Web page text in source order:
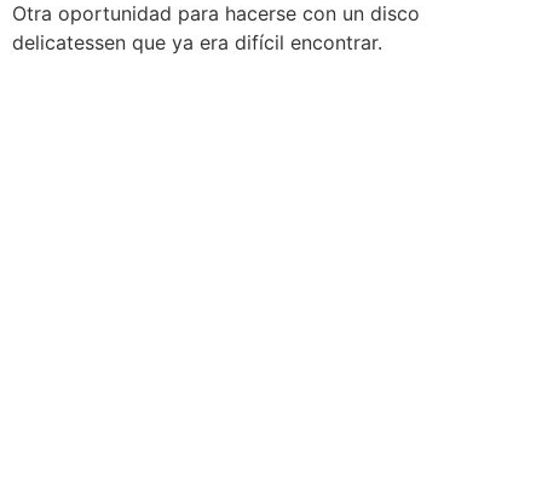
Otra oportunidad para hacerse con un disco
delicatessen que ya era difícil encontrar.